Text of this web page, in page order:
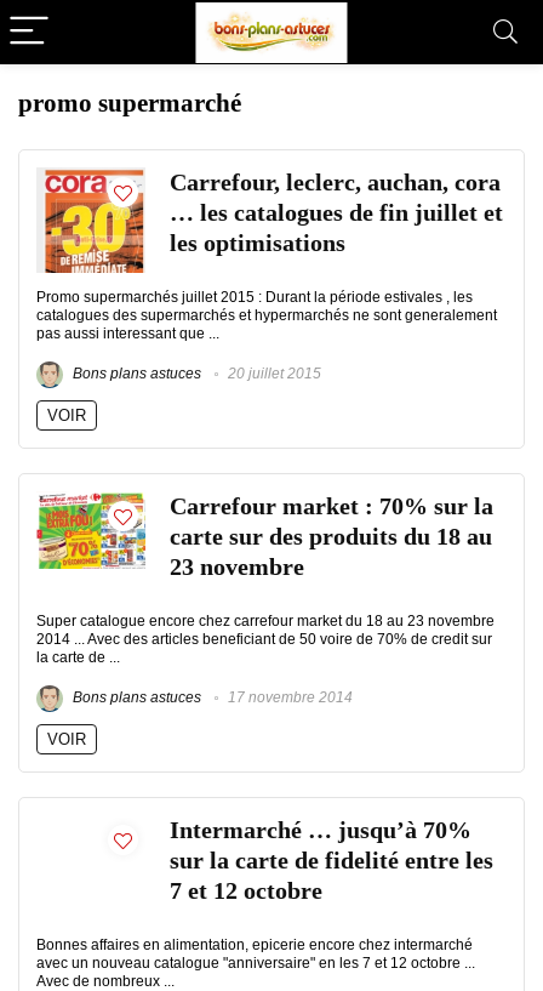
promo supermarché
Carrefour, leclerc, auchan, cora
… les catalogues de fin juillet et
les optimisations
Promo supermarchés juillet 2015 : Durant la période estivales , les
catalogues des supermarchés et hypermarchés ne sont generalement
pas aussi interessant que ...
Bons plans astuces 20 juillet 2015
VOIR
Carrefour market : 70% sur la
carte sur des produits du 18 au
23 novembre
Super catalogue encore chez carrefour market du 18 au 23 novembre
2014 ... Avec des articles beneficiant de 50 voire de 70% de credit sur
la carte de ...
Bons plans astuces 17 novembre 2014
VOIR
Intermarché … jusqu’à 70%
sur la carte de fidelité entre les
7 et 12 octobre
Bonnes affaires en alimentation, epicerie encore chez intermarché
avec un nouveau catalogue "anniversaire" en les 7 et 12 octobre ...
Avec de nombreux ...